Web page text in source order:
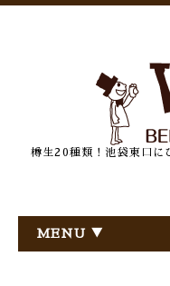
樽生20種類！池袋東口に
MENU ▼